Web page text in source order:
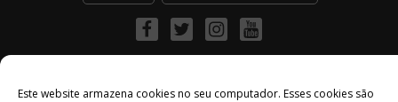
Este website armazena cookies no seu computador. Esses cookies são
FacebookTwitterInstagramYoutube